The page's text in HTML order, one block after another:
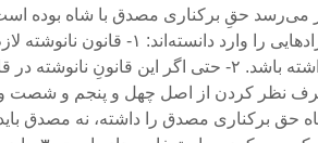
می‌رسد حقِ برکناری مصدق با شاه بوده
این ایده، ایرادهایی را وارد
آن اذعان داشته باشد. ۲- حتی اگر این
نظر کردن از اصل چهل و پنجم و شصت
حق برکناری مصدق را داشته، نه مصدق باید